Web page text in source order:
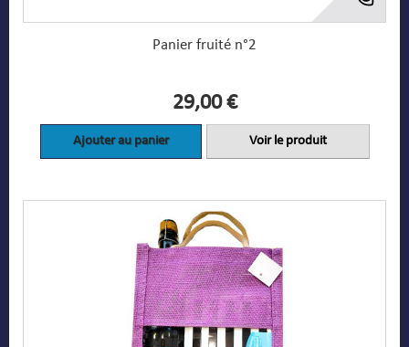
Panier fruité n°2
29,00 €
Ajouter au panier Voir le produit